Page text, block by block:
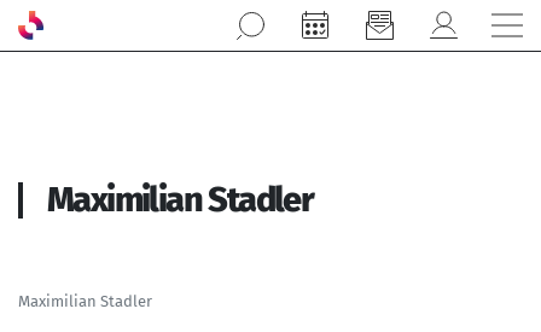
Aller au contenu principal
Maximilian Stadler
Maximilian Stadler